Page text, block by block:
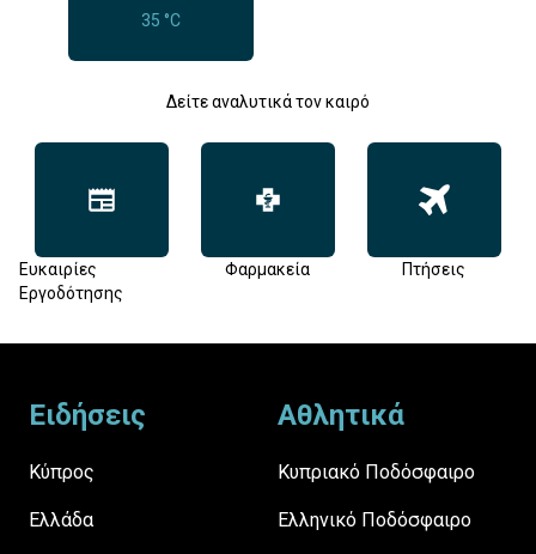
35 °C
Δείτε αναλυτικά τον καιρό
Ευκαιρίες
Εργοδότησης
Φαρμακεία Πτήσεις
Ειδήσεις
Κύπρος
Ελλάδα
Αθλητικά
Κυπριακό Ποδόσφαιρο
Ελληνικό Ποδόσφαιρο